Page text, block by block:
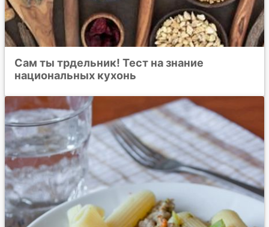
Сам ты трдельник! Тест на знание
национальных кухонь